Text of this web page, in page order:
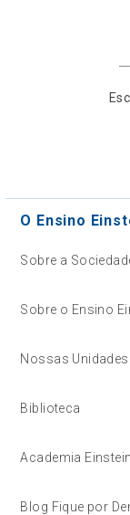
O Ensino
Sobre a
Sobre o Ensino
Nossas Unidades
Biblioteca
Academia
Blog Fique por